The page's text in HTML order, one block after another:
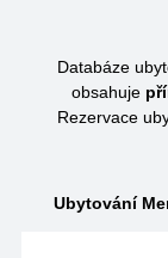
Databáze
obsahuje
Rezervace
Ubytování